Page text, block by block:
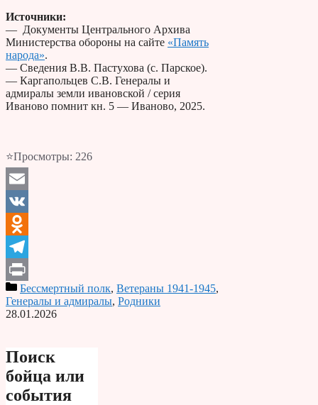
Источники:
— Документы Центрального Архива
Министерства обороны на сайте «Память
народа».
— Сведения В.В. Пастухова (с. Парское).
— Каргапольцев С.В. Генералы и
адмиралы земли ивановской / серия
Иваново помнит кн. 5 — Иваново, 2025.
⭐Просмотры: 226
Email
VK
Odnoklassniki
Telegram
PrintБессмертный полк, Ветераны 1941-1945,
Генералы и адмиралы, Родники
28.01.2026
Поиск
бойца или
события